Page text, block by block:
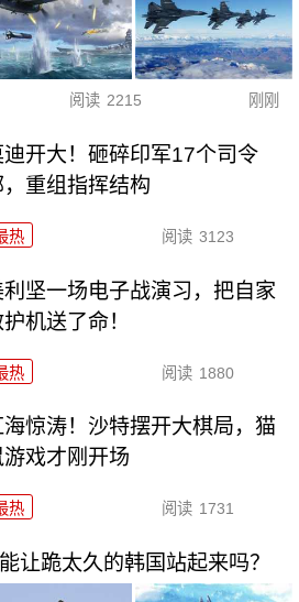
阅读 2215 刚刚
迪开大！砸碎印军17个司令
，重组指挥结构
热 阅读 3123
利坚一场电子战演习，把自家
机送了命！
热 阅读 1880
海惊涛！沙特摆开大棋局，猫
游戏才刚开场
热 阅读 1731
让跪太久的韩国站起来吗？